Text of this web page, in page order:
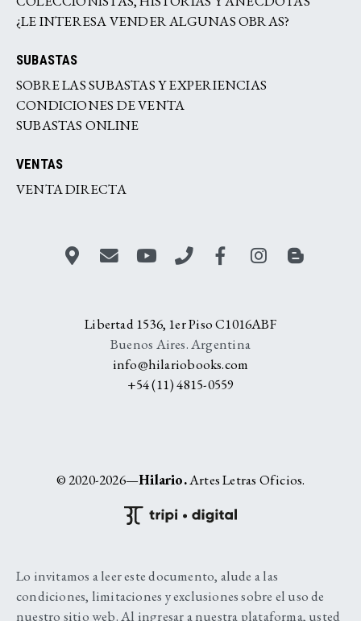
¿LE INTERESA VENDER ALGUNAS OBRAS?
SUBASTAS
SOBRE LAS SUBASTAS Y EXPERIENCIAS
CONDICIONES DE VENTA
SUBASTAS ONLINE
VENTAS
VENTA DIRECTA
Libertad 1536, 1er Piso C1016ABF
Buenos Aires. Argentina
info@hilariobooks.com
+54 (11) 4815-0559
© 2020-2026—Hilario.Artes Letras Oficios.
Lo invitamos a leer este documento, alude a las
condiciones, limitaciones y exclusiones sobre el uso de
nuestro sitio web. Al ingresar a nuestra plataforma, usted